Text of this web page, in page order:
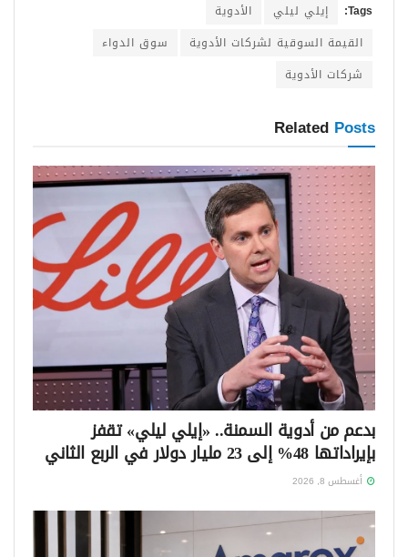
Tags: إيلي ليلي
الأدوية
القيمة السوقية لشركات الأدوية
سوق الدواء
شركات الأدوية
Related Posts
بدعم من أدوية السمنة.. «إيلي ليلي» تقفز
بإيراداتها 48% إلى 23 مليار دولار في الربع الثاني
أغسطس 8, 2026